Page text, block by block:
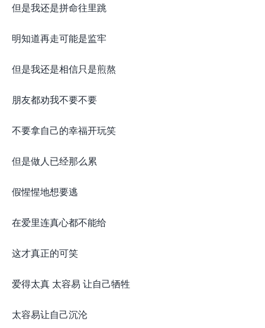
但是我还是拼命往里跳
明知道再走可能是监牢
但是我还是相信只是煎熬
朋友都劝我不要不要
不要拿自己的幸福开玩笑
但是做人已经那么累
假惺惺地想要逃
在爱里连真心都不能给
这才真正的可笑
爱得太真 太容易 让自己牺牲
太容易让自己沉沦